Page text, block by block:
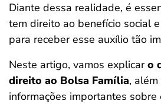
Diante dessa realidade, é
tem direito ao benefício social
para receber esse auxílio tão
Neste artigo, vamos explicaro
direito ao Bolsa Família,
informações importantes